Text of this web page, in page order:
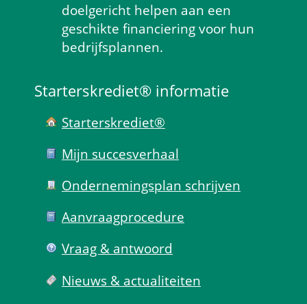
doelgericht helpen aan een
geschikte financiering voor hun
bedrijfsplannen.
Starterskrediet® informatie
Starterskrediet®
Mijn succes­verhaal
Ondernemings­plan schrijven
Aanvraag­procedure
Vraag & antwoord
Nieuws & actualiteiten